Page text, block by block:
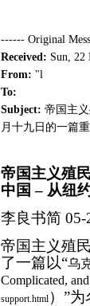
------ Original
Received: Sun,
From: "l
To:
Subject: 帝国主
月十九日的一
帝国主义殖
中国 – 从纽
李良书简 05-
帝国主义殖
了一篇以“乌
Complicated,
support.html）”